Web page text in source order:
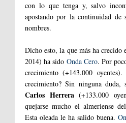
con lo que tenga y, salvo
apostando por la continuidad de
nombres.
Dicho esto, la que más ha crecido
2014) ha sido Onda Cero. Por
crecimiento (+143.000
crecimiento? Sin ninguna duda,
Carlos Herrera(+133.000
quejarse mucho el almeriense
Esta oleada le ha salido buena.